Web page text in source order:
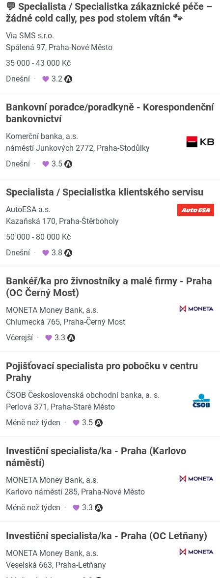
💬 Specialista / Specialistka zákaznické péče –
žádné cold cally, pes pod stolem vítán 🐾
Via SMS s.r.o.
Spálená 97, Praha-Nové Město
35 000 - 43 000 Kč
Dnešní · 3.2
Bankovní poradce/poradkyně - Korespondenční
bankovnictví
Komerční banka, a.s.
náměstí Junkových 2772, Praha-Stodůlky
Dnešní · 3.5
Specialista / Specialistka klientského servisu
AutoESA a.s.
Kazaňská 170, Praha-Štěrboholy
50 000 - 80 000 Kč
Dnešní · 3.8
Bankéř/ka pro živnostníky a malé firmy - Praha
(OC Černý Most)
MONETA Money Bank, a.s.
Chlumecká 765, Praha-Černý Most
Včerejší · 3.3
Pojišťovací specialista pro pobočku v centru
Prahy
ČSOB Československá obchodní banka, a. s.
Perlová 371, Praha-Staré Město
Méně než týden · 3.5
Investiční specialista/ka - Praha (Karlovo
náměstí)
MONETA Money Bank, a.s.
Karlovo náměstí 285, Praha-Nové Město
Méně než týden · 3.3
Investiční specialista/ka - Praha (OC Letňany)
MONETA Money Bank, a.s.
Veselská 663, Praha-Letňany